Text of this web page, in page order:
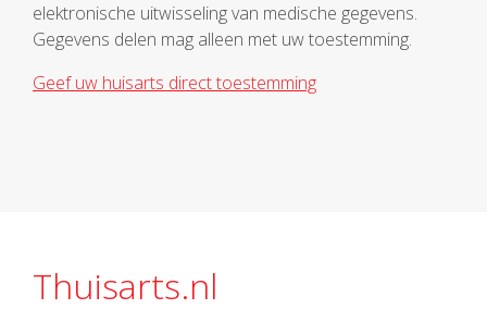
elektronische uitwisseling van medische gegevens.
Gegevens delen mag alleen met uw toestemming.
Geef uw huisarts direct toestemming
Thuisarts.nl